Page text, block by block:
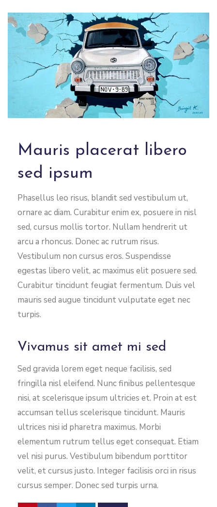
Mauris placerat libero
sed ipsum
Phasellus leo risus, blandit sed vestibulum ut,
ornare ac diam. Curabitur enim ex, posuere in nisl
sed, cursus mollis tortor. Nullam hendrerit ut
arcu a rhoncus. Donec ac rutrum risus.
Vestibulum non cursus eros. Suspendisse
egestas libero velit, ac maximus elit posuere sed.
Curabitur tincidunt feugiat fermentum. Duis vel
mauris sed augue tincidunt vulputate eget nec
turpis.
Vivamus sit amet mi sed
Sed gravida lorem eget neque facilisis, sed
fringilla nisl eleifend. Nunc finibus pellentesque
nisi, at scelerisque ipsum ultricies et. Proin at est
accumsan tellus scelerisque tincidunt. Mauris
ultrices nisi id pharetra maximus. Morbi
elementum rutrum tellus eget consequat. Etiam
vel nisi purus. Vestibulum bibendum porttitor
velit, et cursus justo. Integer facilisis orci in risus
cursus semper. Donec sed turpis urna.